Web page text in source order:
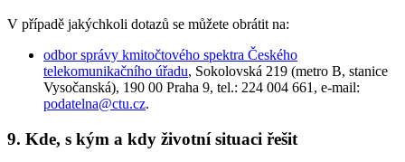
V případě jakýchkoli dotazů se můžete obrátit na:
odbor správy kmitočtového spektra Českého
telekomunikačního úřadu, Sokolovská 219 (metro B, stanice
Vysočanská), 190 00 Praha 9, tel.: 224 004 661, e-mail:
podatelna@ctu.cz.
9. Kde, s kým a kdy životní situaci řešit